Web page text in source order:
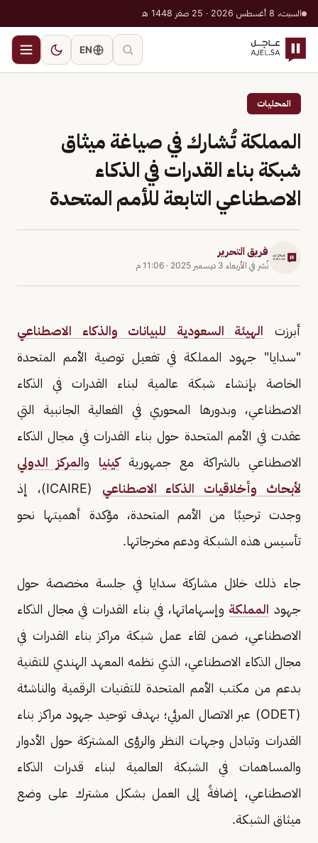
السبت، 8 أغسطس 2026 · 25 صفر 1448 هـ
EN
المحليات
المملكة تُشارك في صياغة ميثاق
شبكة بناء القدرات في الذكاء
الاصطناعي التابعة للأمم المتحدة
فريق التحرير
نُشر في الأربعاء 3 ديسمبر 2025 · 11:06 م
أبرزت الهيئة السعودية للبيانات والذكاء الاصطناعي
"سدايا" جهود المملكة في تفعيل توصية الأمم المتحدة
الخاصة بإنشاء شبكة عالمية لبناء القدرات في الذكاء
الاصطناعي، وبدورها المحوري في الفعالية الجانبية التي
عقدت في الأمم المتحدة حول بناء القدرات في مجال الذكاء
الاصطناعي بالشراكة مع جمهوريةكينيا والمركز الدولي
لأبحاث وأخلاقيات الذكاء الاصطناعي
(ICAIRE)، إذ
وجدت ترحيبًا من الأمم المتحدة، مؤكدة أهميتها نحو
تأسيس هذه الشبكة ودعم مخرجاتها.
جاء ذلك خلال مشاركة سدايا في جلسة مخصصة حول
جهود المملكة وإسهاماتها، في بناء القدرات في مجال الذكاء
الاصطناعي، ضمن لقاء عمل شبكة مراكز بناء القدرات في
مجال الذكاء الاصطناعي، الذي نظمه المعهد الهندي للتقنية
بدعم من مكتب الأمم المتحدة للتقنيات الرقمية والناشئة
(ODET) عبر الاتصال المرئي؛ بهدف توحيد جهود مراكز بناء
القدرات وتبادل وجهات النظر والرؤى المشتركة حول الأدوار
والمساهمات في الشبكة العالمية لبناء قدرات الذكاء
الاصطناعي، إضافةً إلى العمل بشكل مشترك على وضع
ميثاق الشبكة.